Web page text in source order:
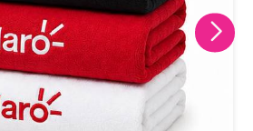
Iniciar conversa